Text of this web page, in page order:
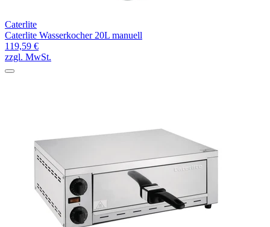
Caterlite
Caterlite Wasserkocher 20L manuell
119,59 €
zzgl. MwSt.